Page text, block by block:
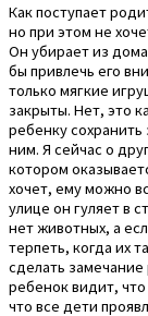
Как поступает
но при этом не
Он убирает из
бы привлечь его
только мягкие
закрыты. Нет, это
ребенку
ним. Я сейчас о
котором
хочет, ему можно
улице он гуляет в
нет животных, а
терпеть, когда их
сделать
ребенок видит,
что все дети